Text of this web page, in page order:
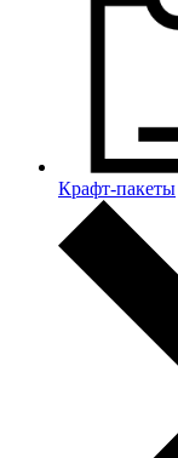
Крафт-пакеты